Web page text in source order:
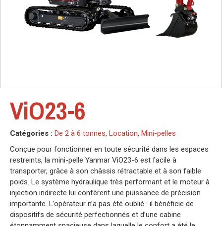
ViO23-6
Catégories : De 2 à 6 tonnes, Location, Mini-pelles
Conçue pour fonctionner en toute sécurité dans les espaces
restreints, la mini-pelle Yanmar ViO23-6 est facile à
transporter, grâce à son châssis rétractable et à son faible
poids. Le système hydraulique très performant et le moteur à
injection indirecte lui confèrent une puissance de précision
importante. L’opérateur n’a pas été oublié : il bénéficie de
dispositifs de sécurité perfectionnés et d’une cabine